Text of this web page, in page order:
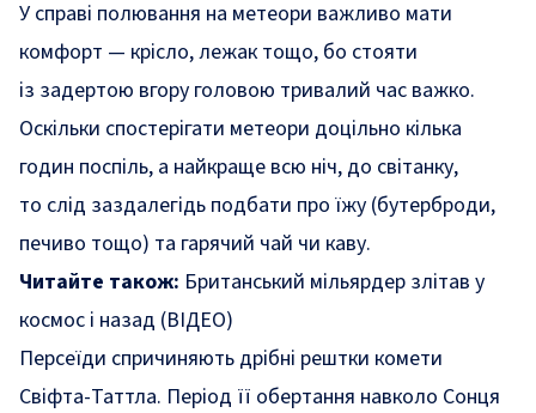
У справі полювання на метеори важливо мати
комфорт — крісло, лежак тощо, бо стояти
із задертою вгору головою тривалий час важко.
Оскільки спостерігати метеори доцільно кілька
годин поспіль, а найкраще всю ніч, до світанку,
то слід заздалегідь подбати про їжу (бутерброди,
печиво тощо) та гарячий чай чи каву.
Читайте також: Британський мільярдер злітав у
космос і назад (ВІДЕО)
Персеїди спричиняють дрібні рештки комети
Свіфта-Таттла. Період її обертання навколо Сонця